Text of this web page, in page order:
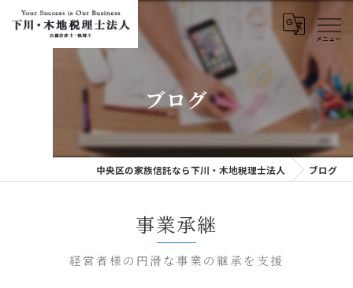
ブログ
中央区の家族信託なら下川・木地税理士法人 ブログ
事業承継
経営者様の円滑な事業の継承を支援